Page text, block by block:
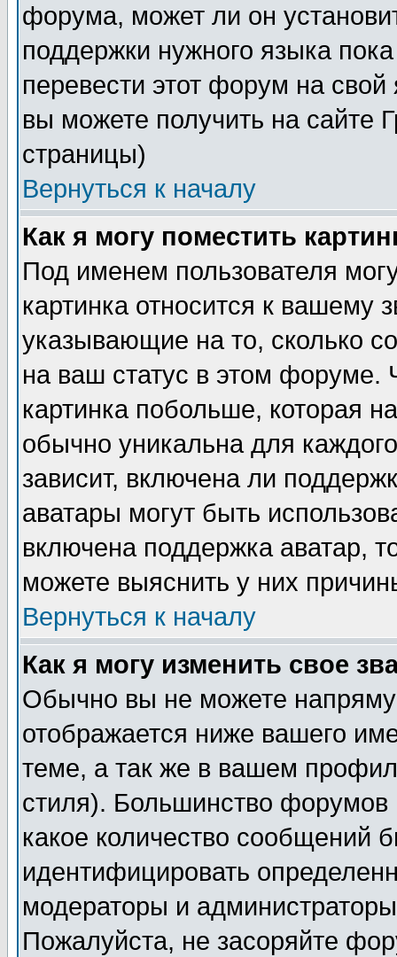
форума, может ли он
поддержки нужного языка
перевести этот форум на
вы можете получить на сайте
страницы)
Вернуться к началу
Как я могу поместить
Под именем пользователя
картинка относится к вашему
указывающие на то, сколько
на ваш статус в этом форуме.
картинка побольше, которая
обычно уникальна для
зависит, включена ли
аватары могут быть
включена поддержка аватар,
можете выяснить у них
Вернуться к началу
Как я могу изменить свое
Обычно вы не можете
отображается ниже вашего
теме, а так же в вашем
стиля). Большинство форумов
какое количество сообщений
идентифицировать
модераторы и
Пожалуйста, не засоряйте